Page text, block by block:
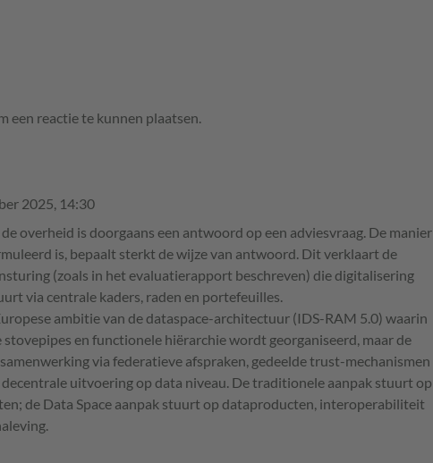
een reactie te kunnen plaatsen.
2025, 14:30
overheid is doorgaans een antwoord op een adviesvraag. De manier
is, bepaalt sterkt de wijze van antwoord. Dit verklaart de
(zoals in het evaluatierapport beschreven) die digitalisering
via centrale kaders, raden en portefeuilles.
ambitie van de dataspace-architectuur (IDS-RAM 5.0) waarin
stovepipes en functionele hiërarchie wordt georganiseerd, maar de
via federatieve afspraken, gedeelde trust-mechanismen
uitvoering op data niveau. De traditionele aanpak stuurt op
de Data Space aanpak stuurt op dataproducten, interoperabiliteit